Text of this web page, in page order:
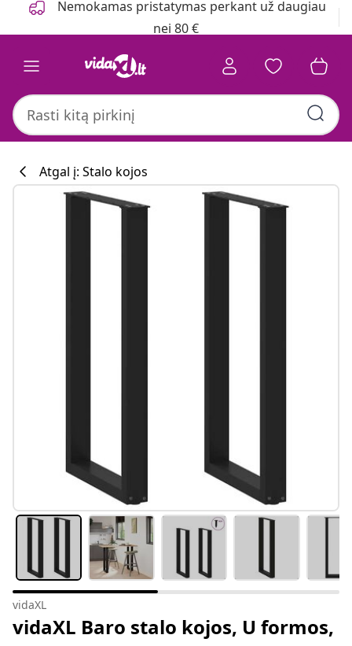
Nemokamas pristatymas perkant už daugiau
nei 80 €
Atgal į: Stalo kojos
vidaXL
vidaXL Baro stalo kojos, U formos,